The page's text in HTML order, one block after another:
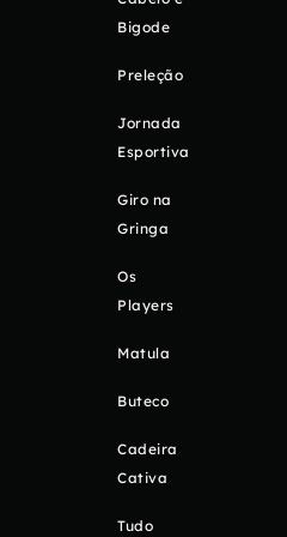
Bigode
Preleção
Jornada
Esportiva
Giro na
Gringa
Os
Players
Matula
Buteco
Cadeira
Cativa
Tudo